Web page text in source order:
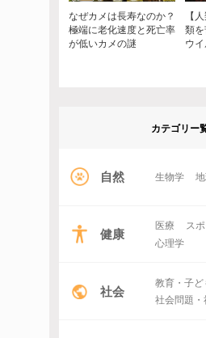
なぜカメは長寿なのか？
極端に老化速度と死亡率
が低いカメの謎
【
類
ウ
カテゴリー
自然 生物学
健康 医療 ス
心理学
社会
教育・子ど
社会問題